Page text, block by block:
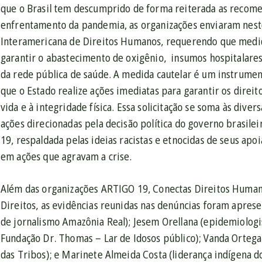
que o Brasil tem descumprido de forma reiterada as
enfrentamento da pandemia, as organizações enviaram
Interamericana de Direitos Humanos, requerendo que
garantir o abastecimento de oxigênio, insumos
da rede pública de saúde. A medida cautelar é um
que o Estado realize ações imediatas para garantir os
vida e à integridade física. Essa solicitação se soma às
ações direcionadas pela decisão política do governo
19, respaldada pelas ideias racistas e etnocidas de seus
em ações que agravam a crise.
Além das organizações ARTIGO 19, Conectas Direitos
Direitos, as evidências reunidas nas denúncias foram
de jornalismo Amazônia Real); Jesem Orellana
Fundação Dr. Thomas – Lar de Idosos público); Vanda
das Tribos); e Marinete Almeida Costa (liderança indígena